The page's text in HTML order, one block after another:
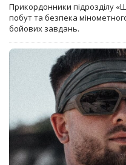
Прикордонники підрозділу
побут та безпека
бойових завдань.